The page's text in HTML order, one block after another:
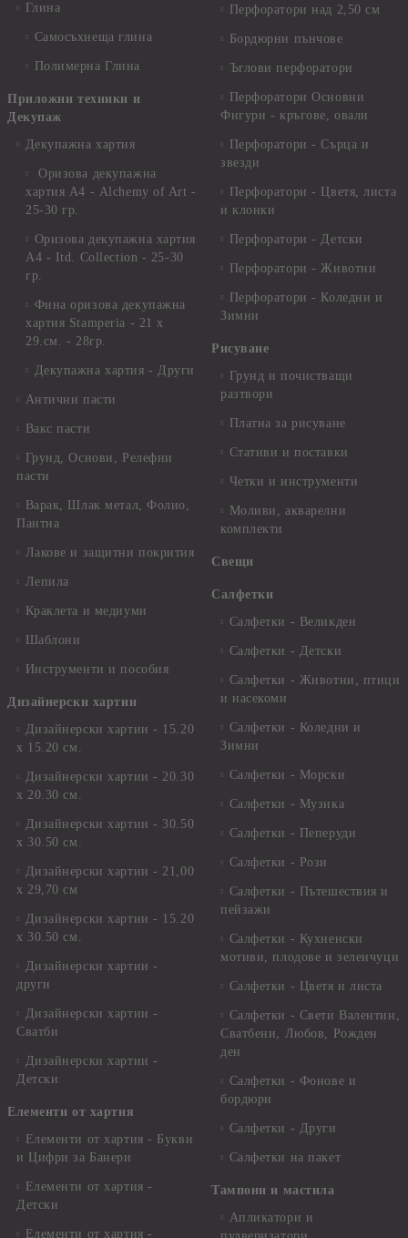
Глина
Самосъхнеща глина
Полимерна Глина
Приложни техники и
Декупаж
Декупажна хартия
Оризова декупажна
хартия А4 - Alchemy of Art -
25-30 гр.
Оризова декупажна хартия
А4 - Itd. Collection - 25-30
гр.
Фина оризова декупажна
хартия Stamperia - 21 х
29.см. - 28гр.
Декупажна хартия - Други
Антични пасти
Вакс пасти
Грунд, Основи, Релефни
пасти
Варак, Шлак метал, Фолио,
Пантна
Лакове и защитни покрития
Лепила
Краклета и медиуми
Шаблони
Инструменти и пособия
Дизайнерски хартии
Дизайнерски хартии - 15.20
х 15.20 см.
Дизайнерски хартии - 20.30
х 20.30 см.
Дизайнерски хартии - 30.50
х 30.50 см.
Дизайнерски хартии - 21,00
х 29,70 см
Дизайнерски хартии - 15.20
x 30.50 см.
Дизайнерски хартии -
други
Дизайнерски хартии -
Сватби
Дизайнерски хартии -
Детски
Елементи от хартия
Елементи от хартия - Букви
и Цифри за Банери
Елементи от хартия -
Детски
Елементи от хартия -
Перфоратори над 2,50 см
Бордюрни пънчове
Ъглови перфоратори
Перфоратори Основни
Фигури - кръгове, овали
Перфоратори - Сърца и
звезди
Перфоратори - Цветя, листа
и клонки
Перфоратори - Детски
Перфоратори - Животни
Перфоратори - Коледни и
Зимни
Рисуване
Грунд и почистващи
разтвори
Платна за рисуване
Стативи и поставки
Четки и инструменти
Моливи, акварелни
комплекти
Свещи
Салфетки
Салфетки - Великден
Салфетки - Детски
Салфетки - Животни, птици
и насекоми
Салфетки - Коледни и
Зимни
Салфетки - Морски
Салфетки - Музика
Салфетки - Пеперуди
Салфетки - Рози
Салфетки - Пътешествия и
пейзажи
Салфетки - Кухненски
мотиви, плодове и зеленчуци
Салфетки - Цветя и листа
Салфетки - Свети Валентин,
Сватбени, Любов, Рожден
ден
Салфетки - Фонове и
бордюри
Салфетки - Други
Салфетки на пакет
Тампони и мастила
Апликатори и